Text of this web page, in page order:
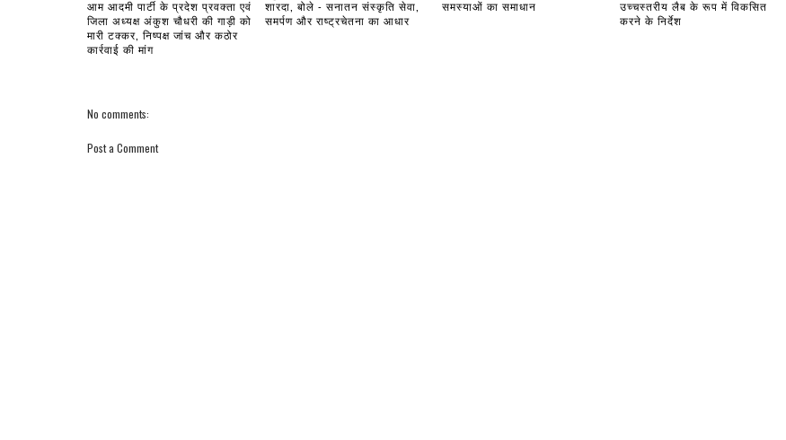
आम आदमी पार्टी के प्रदेश प्रवक्ता एवं
जिला अध्यक्ष अंकुश चौधरी की गाड़ी को
मारी टक्कर, निष्पक्ष जांच और कठोर
कार्रवाई की मांग
शारदा, बोले - सनातन संस्कृति सेवा,
समर्पण और राष्ट्रचेतना का आधार
समस्याओं का समाधान
उच्चस्तरीय लैब के रूप में विकसित
करने के निर्देश
No comments:
Post a Comment